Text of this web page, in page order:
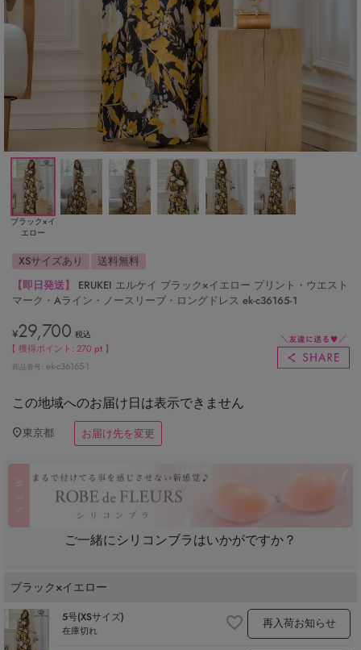
ブラック×イ
エロー
XSサイズあり
送料無料
【即日発送】
ERUKEI エルケイ ブラック×イエロー プリント・ウエスト
マーク・Aライン・ノースリーブ・ロングドレス ek-c36165-1
¥29,700 税込
【 獲得ポイント:270 pt 】
商品番号 ek-c36165-1
この地域へのお届け日は表示できません
東京都 お届け先を変更
ご一緒にシリコンブラはいかがですか？
ブラック×イエロー
5号(XSサイズ)
在庫切れ 再入荷お知らせ